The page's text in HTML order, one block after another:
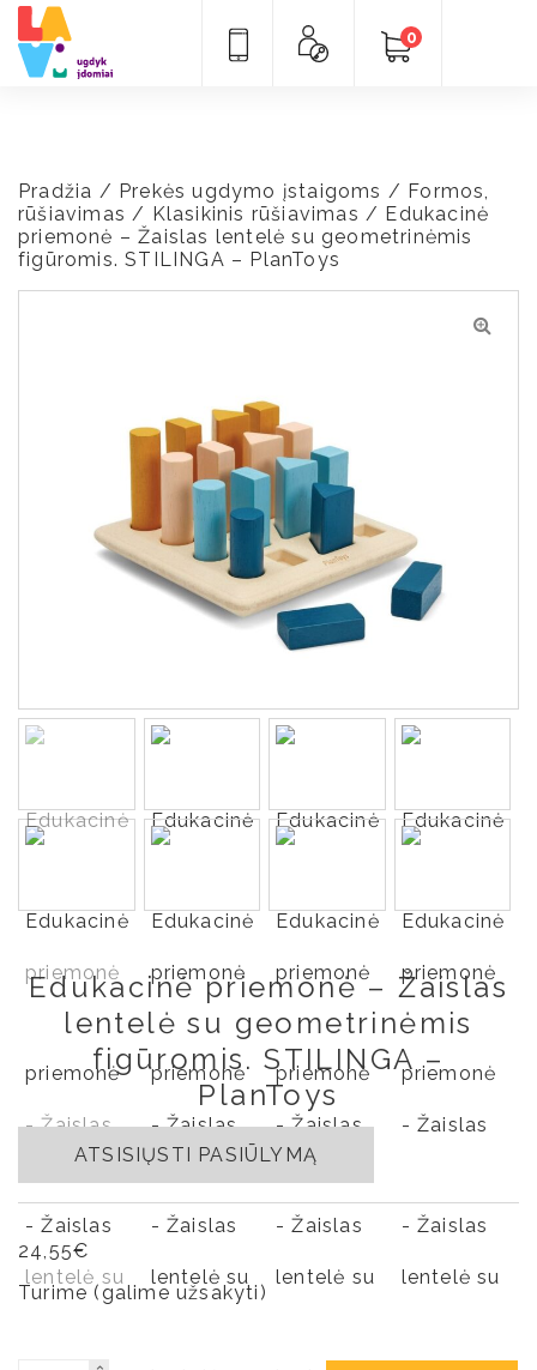
0
Pradžia / Prekės ugdymo įstaigoms / Formos,
rūšiavimas / Klasikinis rūšiavimas / Edukacinė
priemonė – Žaislas lentelė su geometrinėmis
figūromis. STILINGA – PlanToys
Edukacinė priemonė – Žaislas
lentelė su geometrinėmis
figūromis. STILINGA –
PlanToys
ATSISIŲSTI PASIŪLYMĄ
24,55€
Turime (galime užsakyti)